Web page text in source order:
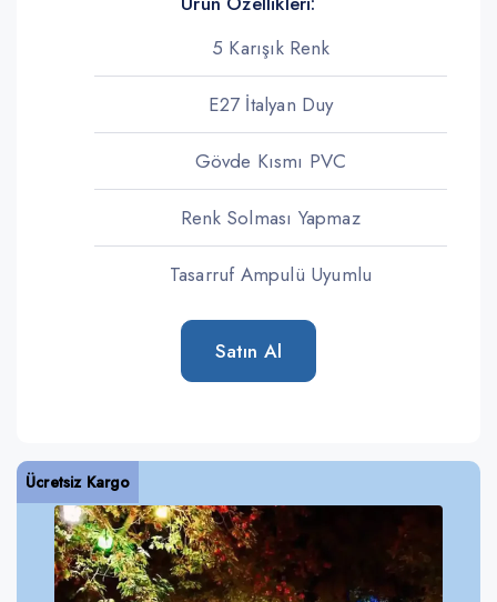
5 Karışık Renk
E27 İtalyan Duy
Gövde Kısmı PVC
Renk Solması Yapmaz
Tasarruf Ampulü Uyumlu
Satın Al
Ücretsiz Kargo